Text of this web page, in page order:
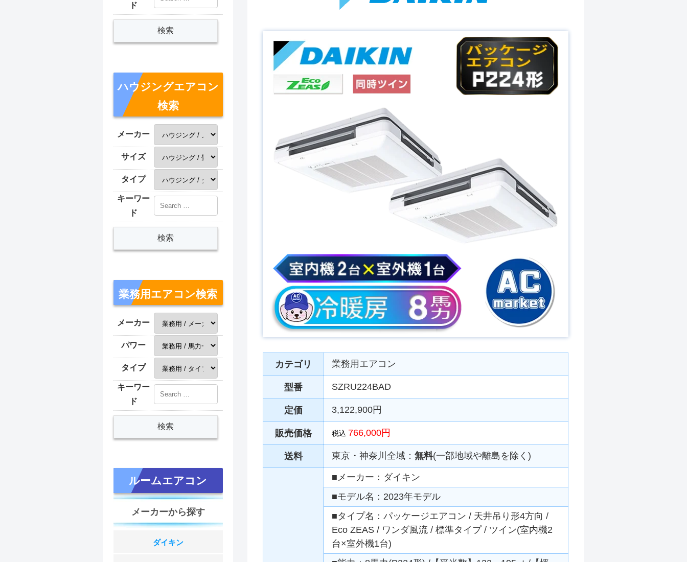
カテゴリ 業務用エアコン
型番 SZRU224BAD
定価 3,122,900円
販売価格 税込 766,000円
送料 東京・神奈川全域： 無料(一部地域や離島を除く)
■メーカー：ダイキン
■モデル名：2023年モデル
■タイプ名：パッケージエアコン / 天井吊り形4方向 /
Eco ZEAS / ワンダ風流 / 標準タイプ / ツイン(室内機2
台×室外機1台)
ド
ハウジングエアコン
検索
メーカー
サイズ
タイプ
キーワー
ド
業務用エアコン検索
メーカー
パワー
タイプ
キーワー
ド
ルームエアコン
メーカーから探す
ダイキン